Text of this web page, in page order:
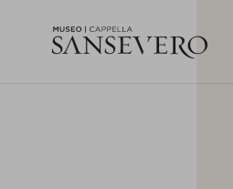
Museo
Cappella